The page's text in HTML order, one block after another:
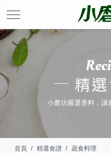
精
小磨坊嚴選香料，讓
首頁 精選食譜 蔬食料理